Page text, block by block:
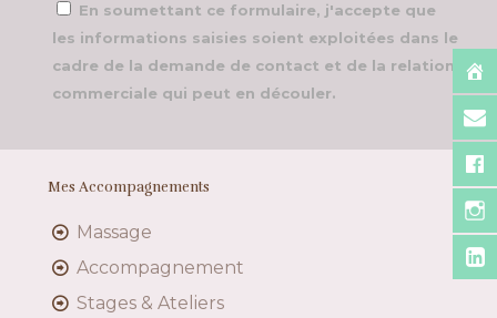
En soumettant ce formulaire, j'accepte que
les informations saisies soient exploitées dans le
cadre de la demande de contact et de la relation
commerciale qui peut en découler.
Mes Accompagnements
Massage
Accompagnement
Stages & Ateliers